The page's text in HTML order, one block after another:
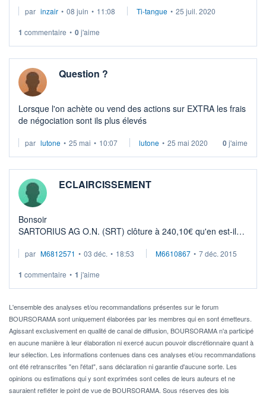
https://www.etoro.com/people/inzzair/portfolio
par inzair • 08 juin • 11:08 Ti-tangue • 25 juil. 2020
1 commentaire • 0j'aime
Question ?
Lorsque l'on achète ou vend des actions sur EXTRA les frais
de négociation sont ils plus élevés
par lutone • 25 mai • 10:07 lutone • 25 mai 2020 0j'aime
ECLAIRCISSEMENT
Bonsoir
SARTORIUS AG O.N. (SRT) clôture à 240,10€ qu'en est-il
date et je viens seulement de découvrir SRT)
par M6812571 • 03 déc. • 18:53 M6610867 • 7 déc. 2015
1 commentaire • 1 j'aime
L'ensemble des analyses et/ou recommandations présentes sur le forum
BOURSORAMA sont uniquement élaborées par les membres qui en sont émetteurs.
Agissant exclusivement en qualité de canal de diffusion, BOURSORAMA n'a participé
en aucune manière à leur élaboration ni exercé aucun pouvoir discrétionnaire quant à
leur sélection. Les informations contenues dans ces analyses et/ou recommandations
ont été retranscrites "en l'état", sans déclaration ni garantie d'aucune sorte. Les
opinions ou estimations qui y sont exprimées sont celles de leurs auteurs et ne
sauraient refléter le point de vue de BOURSORAMA. Sous réserves des lois